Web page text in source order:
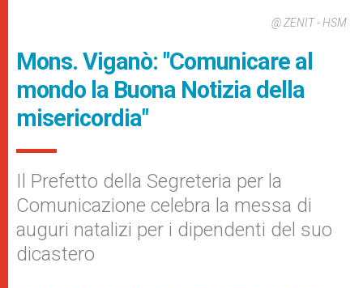
@ ZENIT - HSM
Mons. Viganò: "Comunicare al
mondo la Buona Notizia della
misericordia"
Il Prefetto della Segreteria per la
Comunicazione celebra la messa di
auguri natalizi per i dipendenti del suo
dicastero